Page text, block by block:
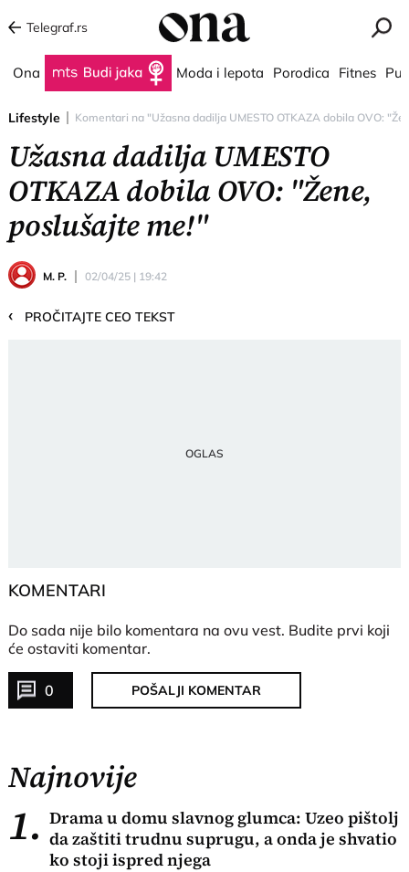
Telegraf.rs
Ona Budi jaka Moda i lepota Porodica Fitnes
Lifestyle Komentari na "Užasna dadilja UMESTO OTKAZA dobila OVO:
Užasna dadilja UMESTO
OTKAZA dobila OVO: "Žene,
poslušajte me!"
M. P. 02/04/25 | 19:42
‹ PROČITAJTE CEO TEKST
KOMENTARI
Do sada nije bilo komentara na ovu vest. Budite prvi koji
će ostaviti komentar.
0 POŠALJI KOMENTAR
Najnovije
1. Drama u domu slavnog glumca: Uzeo pištolj
da zaštiti trudnu suprugu, a onda je shvatio
ko stoji ispred njega